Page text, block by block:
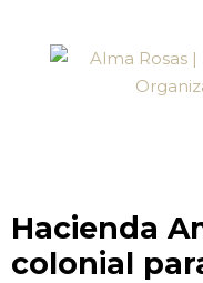
Hacienda
colonial